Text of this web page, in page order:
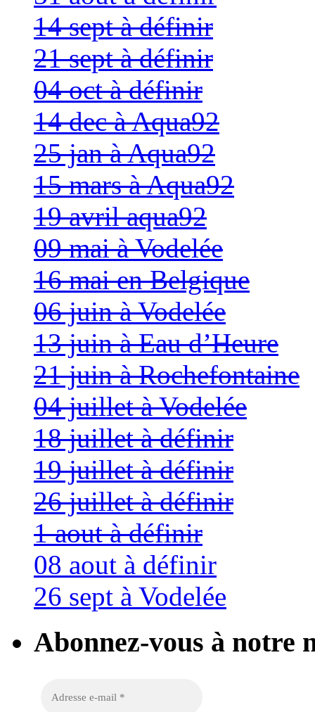
14 sept à définir
21 sept à définir
04 oct à définir
14 dec à Aqua92
25 jan à Aqua92
15 mars à Aqua92
19 avril aqua92
09 mai à Vodelée
16 mai en Belgique
06 juin à Vodelée
13 juin à Eau d’Heure
21 juin à Rochefontaine
04 juillet à Vodelée
18 juillet à définir
19 juillet à définir
26 juillet à définir
1 aout à définir
08 aout à définir
26 sept à Vodelée
Abonnez-vous à notre